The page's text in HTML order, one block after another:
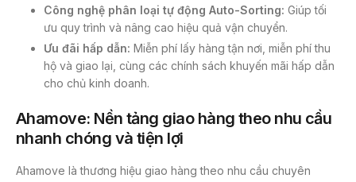
Công nghệ phân loại tự động Auto-Sorting: Giúp tối
ưu quy trình và nâng cao hiệu quả vận chuyển.
Ưu đãi hấp dẫn: Miễn phí lấy hàng tận nơi, miễn phí thu
hộ và giao lại, cùng các chính sách khuyến mãi hấp dẫn
cho chủ kinh doanh.
Ahamove: Nền tảng giao hàng theo nhu cầu
nhanh chóng và tiện lợi
Ahamove là thương hiệu giao hàng theo nhu cầu chuyên